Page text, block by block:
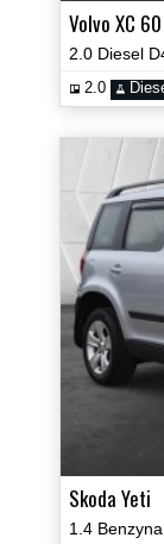
Volvo XC 60
2.0
Skoda Yeti